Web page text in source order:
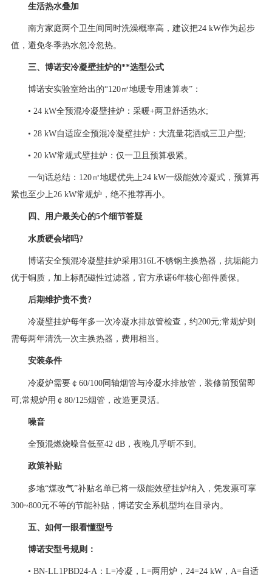
生活热水叠加
南方家庭两个卫生间同时洗澡概率高，建议把24 kW作为起步
值，避免冬季热水忽冷忽热。
三、博诺安冷凝壁挂炉的**选型公式
博诺安实验室给出的“120㎡地暖专用速算表”：
• 24 kW全预混冷凝壁挂炉：采暖+两卫舒适热水;
• 28 kW自适应全预混冷凝壁挂炉：大流量花洒或三卫户型;
• 20 kW常规式壁挂炉：仅一卫且预算极紧。
一句话总结：120㎡地暖优先上24 kW一级能效冷凝式，预算再
紧也至少上26 kW常规炉，绝不推荐再小。
四、用户最关心的5个细节答疑
水质硬会堵吗?
博诺安全预混冷凝壁挂炉采用316L不锈钢主换热器，抗垢能力
优于铜质，加上标配磁性过滤器，官方承诺6年核心部件质保。
后期维护贵不贵?
冷凝壁挂炉每年多一次冷凝水排放管检查，约200元;常规炉则
需每两年清洗一次主换热器，费用相当。
安装条件
冷凝炉需要￠60/100同轴烟管与冷凝水排放管，装修前预留即
可;常规炉用￠80/125烟管，改造更灵活。
噪音
全预混燃烧噪音低至42 dB，夜晚几乎听不到。
政策补贴
多地“煤改气”补贴名单已将一级能效壁挂炉纳入，凭发票可享
300~800元不等的节能补贴，博诺安全系机型均在目录内。
五、如何一眼看懂型号
博诺安型号规则：
• BN-LL1PBD24-A：L=冷凝，L=两用炉，24=24 kW，A=自适